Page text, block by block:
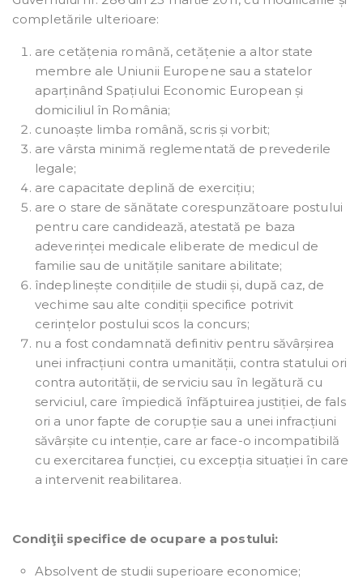
completările ulterioare:
are cetățenia română, cetățenie a altor state
membre ale Uniunii Europene sau a statelor
aparținând Spațiului Economic European și
domiciliul în România;
cunoaște limba română, scris și vorbit;
are vârsta minimă reglementată de prevederile
legale;
are capacitate deplină de exercițiu;
are o stare de sănătate corespunzătoare postului
pentru care candidează, atestată pe baza
adeverinței medicale eliberate de medicul de
familie sau de unitățile sanitare abilitate;
îndeplinește condițiile de studii și, după caz, de
vechime sau alte condiții specifice potrivit
cerințelor postului scos la concurs;
nu a fost condamnată definitiv pentru săvârșirea
unei infracțiuni contra umanității, contra statului ori
contra autorității, de serviciu sau în legătură cu
serviciul, care împiedică înfăptuirea justiției, de fals
ori a unor fapte de corupție sau a unei infracțiuni
săvârșite cu intenție, care ar face-o incompatibilă
cu exercitarea funcției, cu excepția situației în care
a intervenit reabilitarea.
Condiţii specifice de ocupare a postului:
Absolvent de studii superioare economice;